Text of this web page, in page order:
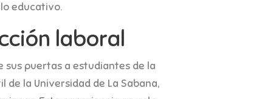
educativo.
laboral
puertas a estudiantes de la
la Universidad de La Sabana,